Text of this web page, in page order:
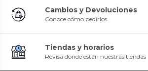
Cambios y Devoluciones
Conoce cómo pedirlos
Tiendas y horarios
Revisa dónde están nuestras tiendas